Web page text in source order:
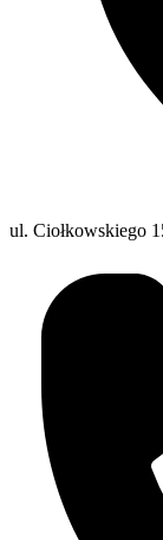
ul. Ciołkowskiego